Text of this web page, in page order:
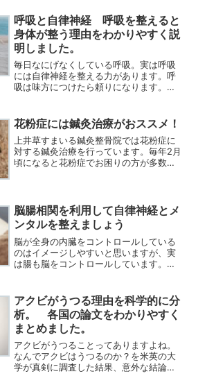
呼吸と自律神経 呼吸を整えると
身体が整う理由をわかりやすく説
明しました。
毎日なにげなくしている呼吸。実は呼吸
には自律神経を整える力があります。呼
吸は味方につけたら頼りになります。反
因になる強敵になってしまいます。しっ
かり知識を付けて、呼吸を味方にしまし
ょう。
花粉症には鍼灸治療がおススメ！
上井草すまいる鍼灸整骨院では花粉症に
対する鍼灸治療を行っています。毎年2月
頃になると花粉症でお困りの方が多数来
ひご相談ください。
脳腸相関を利用して自律神経とメ
ンタルを整えましょう
脳が全身の内臓をコントロールしている
のはイメージしやすいと思いますが、実
は腸も脳をコントロールしています。今
アクビがうつる理由を科学的に分
析。 各国の論文をわかりやすく
まとめました。
アクビがうつることってありますよね。
なんでアクビはうつるのか？を米英の大
学が真剣に調査した結果、意外な結論が